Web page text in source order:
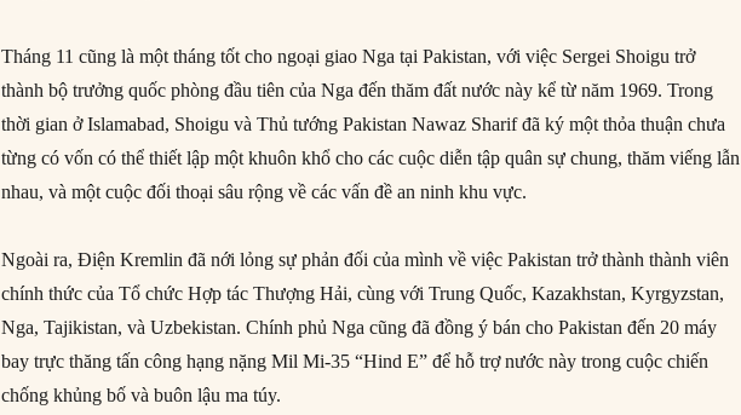
Tháng 11 cũng là một tháng tốt cho ngoại giao Nga tại Pakistan, với việc Sergei Shoigu trở
thành bộ trưởng quốc phòng đầu tiên của Nga đến thăm đất nước này kể từ năm 1969. Trong
thời gian ở Islamabad, Shoigu và Thủ tướng Pakistan Nawaz Sharif đã ký một thỏa thuận chưa
từng có vốn có thể thiết lập một khuôn khổ cho các cuộc diễn tập quân sự chung, thăm viếng lẫn
nhau, và một cuộc đối thoại sâu rộng về các vấn đề an ninh khu vực.
Ngoài ra, Điện Kremlin đã nới lỏng sự phản đối của mình về việc Pakistan trở thành thành viên
chính thức của Tổ chức Hợp tác Thượng Hải, cùng với Trung Quốc, Kazakhstan, Kyrgyzstan,
Nga, Tajikistan, và Uzbekistan. Chính phủ Nga cũng đã đồng ý bán cho Pakistan đến 20 máy
bay trực thăng tấn công hạng nặng Mil Mi-35 “Hind E” để hỗ trợ nước này trong cuộc chiến
chống khủng bố và buôn lậu ma túy.